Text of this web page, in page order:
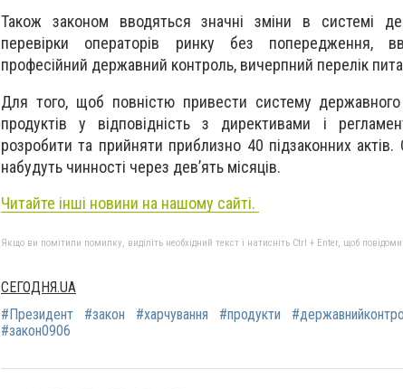
Також законом вводяться значні зміни в системі
перевірки операторів ринку без попередження,
професійний державний контроль, вичерпний перелік
Для того, щоб повністю привести систему
продуктів у відповідність з директивами і
розробити та прийняти приблизно 40 підзаконних
набудуть чинності через дев’ять місяців.
Читайте інші новини на нашому сайті.
Якщо ви помітили помилку, виділіть необхідний текст і натисніть Ctrl + Enter, щоб
СЕГОДНЯ.UA
#Президент
#закон #харчування #продукти
#закон0906